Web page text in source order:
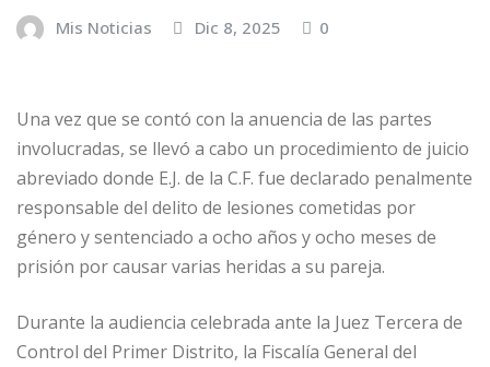
Mis Noticias Dic 8, 2025 0
Una vez que se contó con la anuencia de las partes
involucradas, se llevó a cabo un procedimiento de juicio
abreviado donde E.J. de la C.F. fue declarado penalmente
responsable del delito de lesiones cometidas por
género y sentenciado a ocho años y ocho meses de
prisión por causar varias heridas a su pareja.
Durante la audiencia celebrada ante la Juez Tercera de
Control del Primer Distrito, la Fiscalía General del